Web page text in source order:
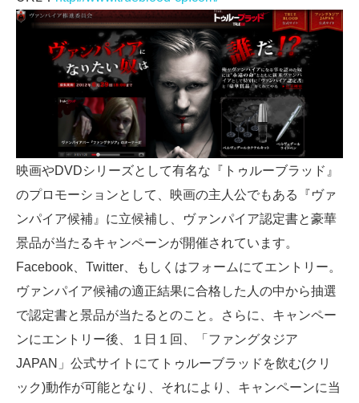
映画やDVDシリーズとして有名な『トゥルーブラッド』
のプロモーションとして、映画の主人公でもある『ヴァ
ンパイア候補』に立候補し、ヴァンパイア認定書と豪華
景品が当たるキャンペーンが開催されています。
Facebook、Twitter、もしくはフォームにてエントリー。
ヴァンパイア候補の適正結果に合格した人の中から抽選
で認定書と景品が当たるとのこと。さらに、キャンペー
ンにエントリー後、１日１回、「ファングタジア
JAPAN」公式サイトにてトゥルーブラッドを飲む(クリ
ック)動作が可能となり、それにより、キャンペーンに当